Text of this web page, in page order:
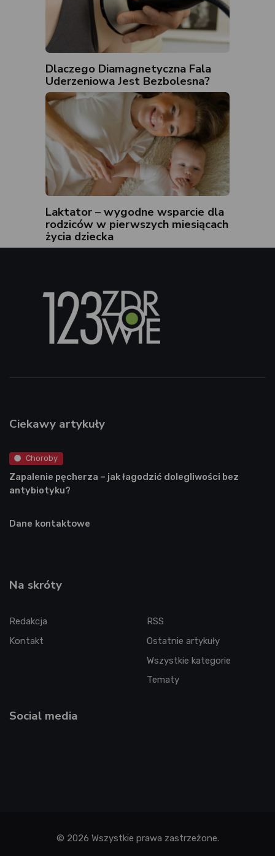
Dlaczego Diamagnetyczna Fala
Uderzeniowa Jest Bezbolesna?
Laktator – wygodne wsparcie dla
rodziców w pierwszych miesiącach
życia dziecka
Ciekawy artykuły
Choroby
Zapalenie pęcherza – jak łagodzić dolegliwości bez
antybiotyku?
Dane kontaktowe
Na skróty
Redakcja
Kontakt
RSS
Ostatnie artykuły
Wszystkie kategorie
Tematy
Social media
© 2026 Wszystkie prawa zastrzeżone.